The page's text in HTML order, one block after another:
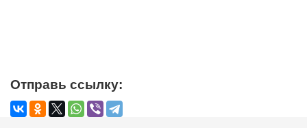
Отправь ссылку: